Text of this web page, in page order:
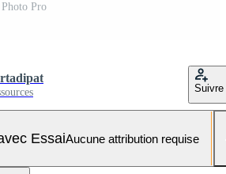
Pro
Suivre
EssaiAucune attribution requise